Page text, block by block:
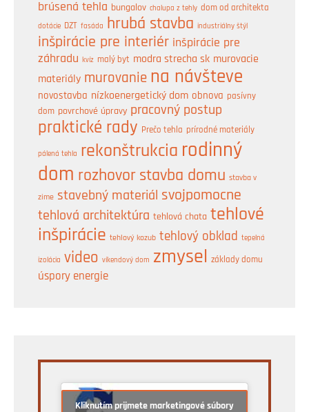
brúsená tehla bungalov chalupa z tehly dom od architekta
dotácie DZT fasáda hrubá stavba industriálny štýl
inšpirácie pre interiér inšpirácie pre
záhradu
kvíz malý byt modra strecha sk murovacie
materiály murovanie na návšteve
novostavba nízkoenergetický dom obnova pasívny
dom povrchové úpravy pracovný postup
praktické rady Prečo tehla prírodné materiály
pálená tehla rekonštrukcia rodinný
dom rozhovor stavba domu stavba v
zime stavebný materiál svojpomocne
tehlová architektúra tehlová chata tehlové
inšpirácie tehlový kozub tehlový obklad tepelná
izolácia video víkendový dom zmysel základy domu
úspory energie
Kliknutím prijmete marketingové súbory